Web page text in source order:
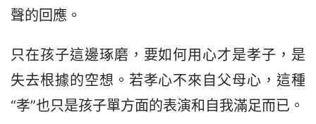
聲的回應。
只在孩子這邊琢磨，要如何用心才是孝子，是
失去根據的空想。若孝心不來自父母心，這種
“孝”也只是孩子單方面的表演和自我滿足而已。